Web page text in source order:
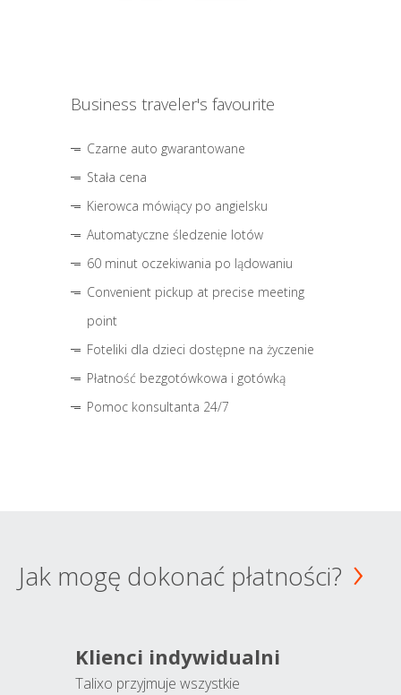
Business traveler's favourite
Czarne auto gwarantowane
Stała cena
Kierowca mówiący po angielsku
Automatyczne śledzenie lotów
60 minut oczekiwania po lądowaniu
Convenient pickup at precise meeting
point
Foteliki dla dzieci dostępne na życzenie
Płatność bezgotówkowa i gotówką
Pomoc konsultanta 24/7
Jak mogę dokonać płatności?
Klienci indywidualni
Talixo przyjmuje wszystkie